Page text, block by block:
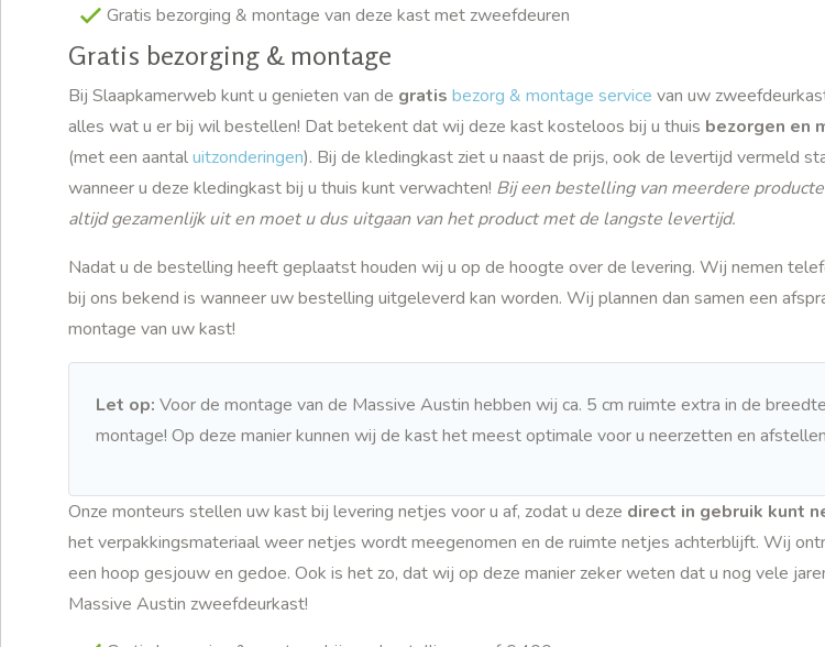
Gratis bezorging & montage van deze kast met zweefdeuren
Gratis bezorging & montage
Bij Slaapkamerweb kunt u genieten van de gratis bezorg & montage service van uw
alles wat u er bij wil bestellen! Dat betekent dat wij deze kast kosteloos bij u thuis bezorgen en
(met een aantaluitzonderingen). Bij de kledingkast ziet u naast de prijs, ook de levertijd vermeld
wanneer u deze kledingkast bij u thuis kunt verwachten! Bij een bestelling van meerdere
altijd gezamenlijk uit en moet u dus uitgaan van het product met de langste levertijd.
Nadat u de bestelling heeft geplaatst houden wij u op de hoogte over de levering. Wij nemen
bij ons bekend is wanneer uw bestelling uitgeleverd kan worden. Wij plannen dan samen een
montage van uw kast!
Let op: Voor de montage van de Massive Austin hebben wij ca. 5 cm ruimte extra in de
montage! Op deze manier kunnen wij de kast het meest optimale voor u neerzetten en
Onze monteurs stellen uw kast bij levering netjes voor u af, zodat u deze direct in gebruik kunt
het verpakkingsmateriaal weer netjes wordt meegenomen en de ruimte netjes achterblijft. Wij
een hoop gesjouw en gedoe. Ook is het zo, dat wij op deze manier zeker weten dat u nog vele
Massive Austin zweefdeurkast!